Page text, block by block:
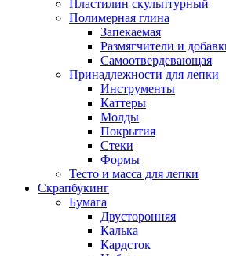
Пластилин скульптурный
Полимерная глина
Запекаемая
Размягчители и
Самоотвердевающая
Принадлежности для лепки
Инструменты
Каттеры
Молды
Покрытия
Стеки
Формы
Тесто и масса для лепки
Скрапбукинг
Бумага
Двусторонняя
Калька
Кардсток